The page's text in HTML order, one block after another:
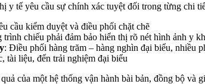
y tế yêu cầu sự chính xác tuyệt đối trong từng chi
cầu kiểm duyệt và điều phối chặt chẽ
trình chiếu phải đảm bảo hiển thị rõ nét hình ảnh y
: Điều phối hàng trăm – hàng nghìn đại biểu, nhiều
tài liệu, đến trải nghiệm đại biểu
của một hệ thống vận hành bài bản, đồng bộ và